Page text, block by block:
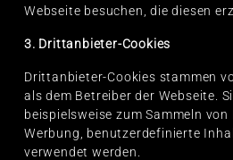
Webseite besuchen, die diesen
3. Drittanbieter-Cookies
Drittanbieter-Cookies stammen
als dem Betreiber der Webseite.
beispielsweise zum Sammeln
Werbung, benutzerdefinierte
verwendet werden.